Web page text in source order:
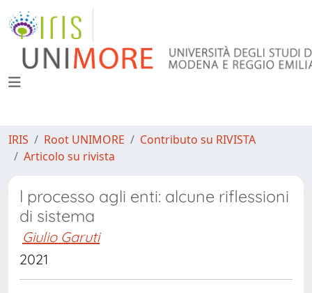
IRIS Root UNIMORE
Contributo su RIVISTA
Articolo su rivista
l processo agli enti: alcune riflessioni
di sistema
Giulio Garuti
2021